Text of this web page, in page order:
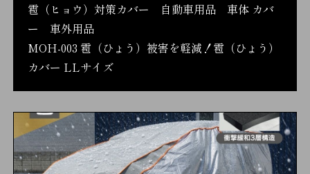
雹（ヒョウ）対策カバー 自動車用品 車体 カバ
ー 車外用品
MOH-003 雹（ひょう）被害を軽減！雹（ひょう）
カバー LLサイズ